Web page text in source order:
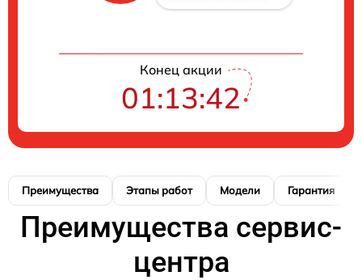
Конец акции
01:13:41
Преимущества Этапы работ Модели Гарантия
Преимущества сервис-
центра